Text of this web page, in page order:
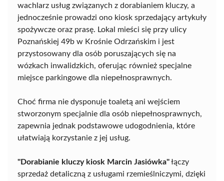
wachlarz usług związanych z dorabianiem kluczy, a
jednocześnie prowadzi ono kiosk sprzedający artykuły
spożywcze oraz prasę. Lokal mieści się przy ulicy
Poznańskiej 49b w Krośnie Odrzańskim i jest
przystosowany dla osób poruszających się na
wózkach inwalidzkich, oferując również specjalne
miejsce parkingowe dla niepełnosprawnych.
Choć firma nie dysponuje toaletą ani wejściem
stworzonym specjalnie dla osób niepełnosprawnych,
zapewnia jednak podstawowe udogodnienia, które
ułatwiają korzystanie z jej usług.
"Dorabianie kluczy kiosk Marcin Jasiówka"łączy
sprzedaż detaliczną z usługami rzemieślniczymi, dzięki